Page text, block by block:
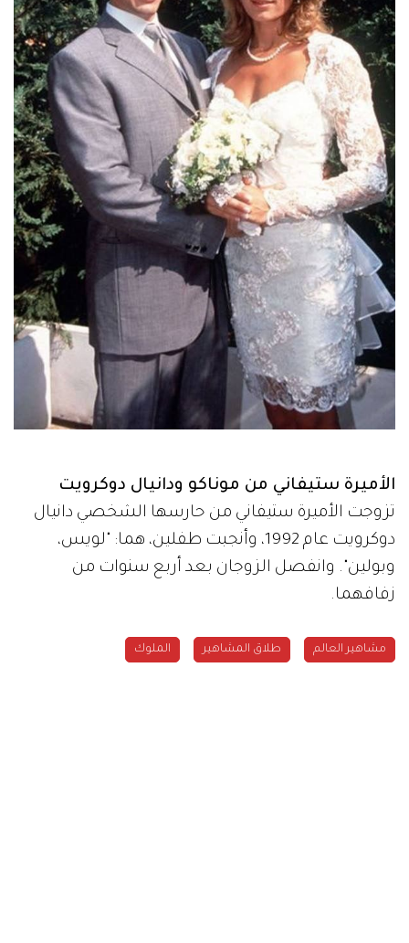
الأميرة ستيفاني من موناكو ودانيال دوكرويت
تزوجت الأميرة ستيفاني من حارسها الشخصي دانيال
دوكرويت عام 1992، وأنجبت طفلين، هما: "لويس،
وبولين". وانفصل الزوجان بعد أربع سنوات من
زفافهما.
مشاهير العالم طلاق المشاهير الملوك